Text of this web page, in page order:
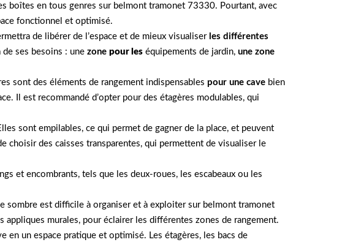
boîtes en tous genres sur belmont tramonet 73330. Pourtant, avec
fonctionnel et optimisé.
de libérer de l’espace et de mieux visualiser les différentes
ses besoins : une zone pour les équipements de jardin, une zone
sont des éléments de rangement indispensables pour une cave bien
Il est recommandé d’opter pour des étagères modulables, qui
sont empilables, ce qui permet de gagner de la place, et peuvent
des caisses transparentes, qui permettent de visualiser le
et encombrants, tels que les deux-roues, les escabeaux ou les
sombre est difficile à organiser et à exploiter sur belmont tramonet
murales, pour éclairer les différentes zones de rangement.
en un espace pratique et optimisé. Les étagères, les bacs de